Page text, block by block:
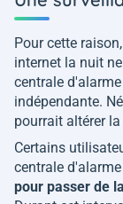
Pour cette
internet la nuit
centrale
indépendante.
pourrait altérer
Certains
centrale
pour passer de